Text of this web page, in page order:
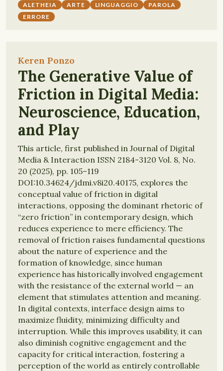
ALETHEIA ARTE LINGUAGGIO
PAROLA
ERRORE
Keren Ponzo
The Generative Value of
Friction in Digital Media:
Neuroscience, Education,
and Play
This article, first published in Journal of Digital
Media & Interaction ISSN 2184-3120 Vol. 8, No.
20 (2025), pp. 105–119
DOI:10.34624/jdmi.v8i20.40175, explores the
conceptual value of friction in digital
interactions, opposing the dominant rhetoric of
“zero friction” in contemporary design, which
reduces experience to mere efficiency. The
removal of friction raises fundamental questions
about the nature of experience and the
formation of knowledge, since human
experience has historically involved engagement
with the resistance of the external world — an
element that stimulates attention and meaning.
In digital contexts, interface design aims to
maximize fluidity, minimizing difficulty and
interruption. While this improves usability, it can
also diminish cognitive engagement and the
capacity for critical interaction, fostering a
perception of the world as entirely controllable